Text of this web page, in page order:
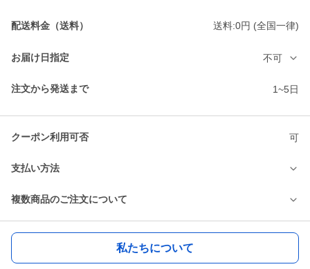
配送料金（送料） 送料:0円 (全国一律)
お届け日指定 不可
注文から発送まで 1~5日
クーポン利用可否 可
支払い方法
複数商品のご注文について
私たちについて